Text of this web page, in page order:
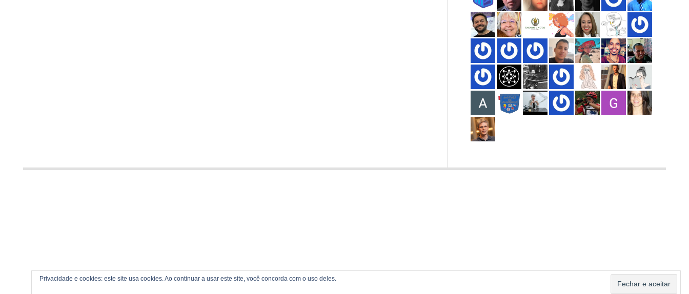
Privacidade e cookies: este site usa cookies. Ao continuar a usar este site, você concorda com o uso deles.